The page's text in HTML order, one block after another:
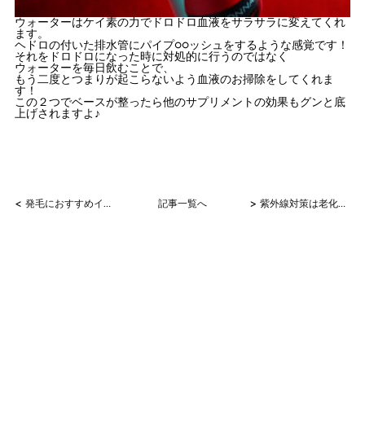
ウォーターはケイ素の力でドロドロ血液をサラサラに変えてくれ
ます。
ヘドロの付いた排水管にパイプ○○ッシュをするような感覚です！
それをドロドロになった時に対処的に行うのではなく
ウォーターを毎日飲むことで、
もう二度とつまりが起こらないよう血液のお掃除をしてくれま
す！
この２つでベースが整ったら他のサプリメントの効果もグンと底
上げされますよ♪
< 発毛におすすめインナーケアランキング 記事一覧へ > 紫外線対策は老化対策！！！